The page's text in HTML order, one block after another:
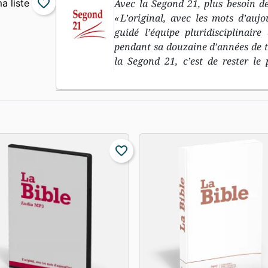
Avec la Segond 21, plus besoin
« L’original, avec les mots
guidé l’équipe
pendant sa douzaine d’années
la Segond 21, c’est de rester
biblique dans les langues
l’Ancien Testament, et le grec
d’aujourd’hu i» : le deuxième
traduction à découvrir, pour
introduction à chaque livre
compréhension « minimale
géographiques et des repères
rapidement les livres bibliques
favorite_border
favorite_border